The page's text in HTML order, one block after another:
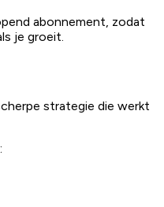
abonnement, zodat
je groeit.
strategie die werkt